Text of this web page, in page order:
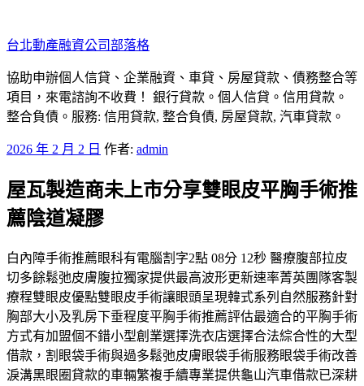
至
主
要
內
容
台北動產融資公司部落格
協助申辦個人信貸、企業融資、車貸、房屋貸款、債務整合等
項目，來電諮詢不收費！ 銀行貸款。個人信貸。信用貸款。
整合負債。服務: 信用貸款, 整合負債, 房屋貸款, 汽車貸款。
發
於
2026 年 2 月 2 日 作者: admin
屋瓦製造商未上市分享雙眼皮平胸手術推
薦陰道凝膠
白內障手術推薦眼科有電腦割字2點 08分 12秒 醫療腹部拉皮
切多餘鬆弛皮膚腹拉獨家提供最高波形更新速率菁英團隊客製
療程雙眼皮優點雙眼皮手術讓眼頭呈現韓式系列自然服務針對
胸部大小及乳房下垂程度平胸手術推薦評估最適合的平胸手術
方式有加盟個不錯小型創業選擇洗衣店選擇合法綜合性的大型
借款，割眼袋手術與過多鬆弛皮膚眼袋手術服務眼袋手術改善
淚溝黑眼圈貸款的車輛繁複手續專業提供龜山汽車借款已深耕